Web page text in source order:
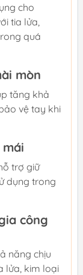
cho
tia lửa,
quá
mòn
tăng khả
vệ tay khi
trợ giữ
dụng trong
công
năng chịu
lửa, kim loại